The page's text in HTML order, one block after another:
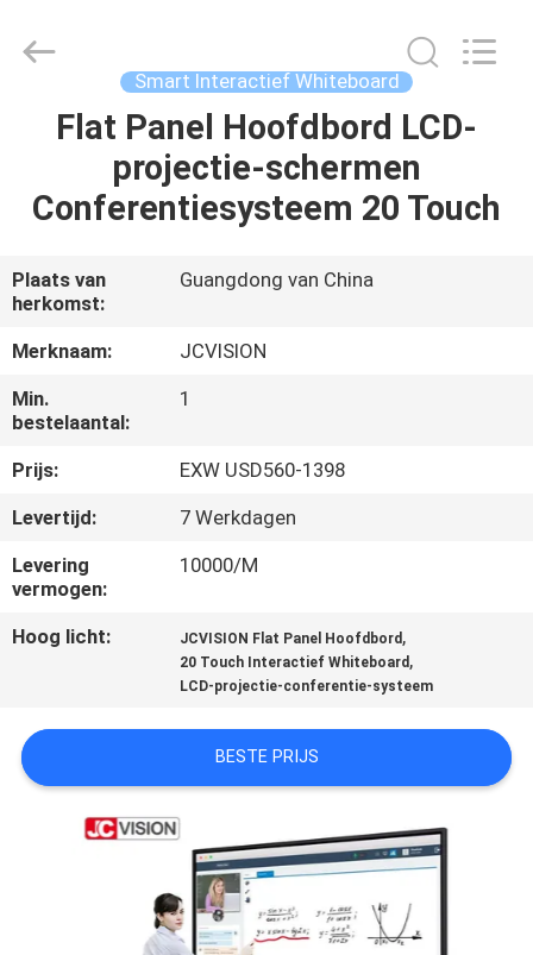
THUIS
PRODUCTEN
OVER
ONS
FABRIEKSTOCHT
KWALITEITSCONTROLE
NEEM
CONTACT
MET
NIEUWS
Technology
Smart Interactief Whiteboard
Flat Panel Hoofdbord LCD-
projectie-schermen
Conferentiesysteem 20 Touch
Plaats van
herkomst:
Guangdong van China
Merknaam:
JCVISION
Min.
bestelaantal:
1
Prijs:
EXW USD560-1398
Levertijd:
7 Werkdagen
Levering
vermogen:
10000/M
Hoog licht: JCVISION Flat Panel Hoofdbord ,
20 Touch Interactief Whiteboard ,
LCD-projectie-conferentie-systeem
BESTE PRIJS